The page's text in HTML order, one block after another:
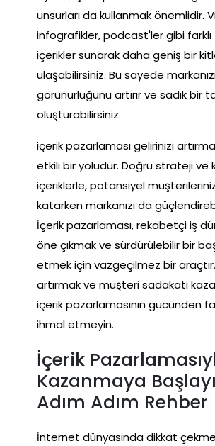
unsurları da kullanmak önemlidir.
infografikler, podcast'ler gibi
içerikler sunarak daha geniş bir
ulaşabilirsiniz. Bu sayede
görünürlüğünü artırır ve sadık bir
oluşturabilirsiniz.
içerik pazarlaması gelirinizi
etkili bir yoludur. Doğru strateji ve
içeriklerle, potansiyel
katarken markanızı da
İçerik pazarlaması, rekabetçi iş
öne çıkmak ve sürdürülebilir bir
etmek için vazgeçilmez bir
artırmak ve müşteri sadakati
içerik pazarlamasının gücünden
ihmal etmeyin.
İçerik
Kazanmaya
Adım Adım Rehber
İnternet dünyasında dikkat